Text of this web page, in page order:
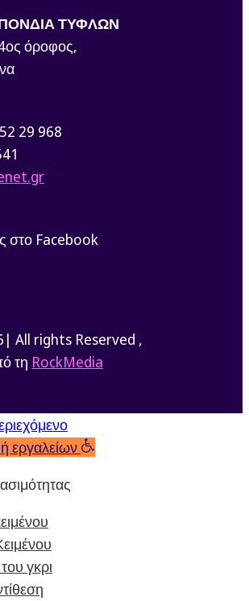
ΤΥΦΛΩΝ
όροφος,
29 968
στο Facebook
All rights Reserved ,
τη RockMedia
εργαλείων
γκρι